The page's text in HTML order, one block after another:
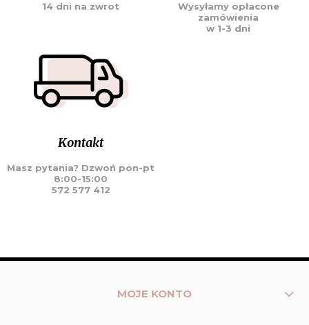
14 dni na zwrot
Wysyłamy opłacone
zamówienia
w 1-3 dni
Kontakt
Masz pytania? Dzwoń pon-pt
8:00-15:00
572 577 412
MOJE KONTO